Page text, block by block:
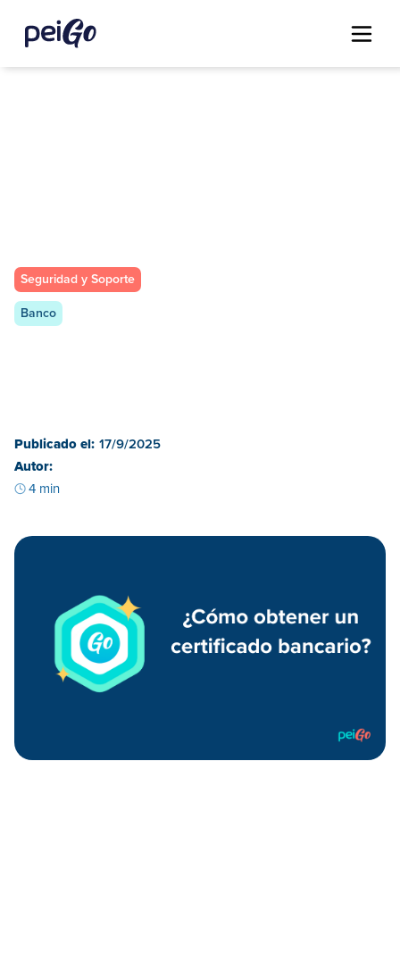
Seguridad y Soporte
Banco
Publicado el: 17/9/2025
Autor:
4 min